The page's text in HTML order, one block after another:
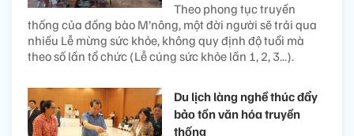
Theo phong tục truyền
thống của đồng bào M’nông, một đời người sẽ trải qua
nhiều Lễ mừng sức khỏe, không quy định độ tuổi mà
theo số lần tổ chức (Lễ cúng sức khỏe lần 1, 2, 3...).
Du lịch làng nghề thúc đẩy
bảo tồn văn hóa truyền
thống